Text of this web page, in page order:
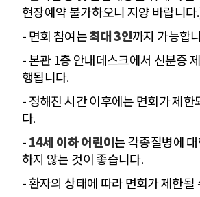
현장예약 불가하오니 지양 바랍니다
- 면회 참여는최대 3인까지 가능합
- 본관 1층 안내데스크에서 신분증
행됩니다.
- 정해진 시간 이후에는 면회가 제
다.
-14세 이하 어린이는 각종질병에
하지 않는 것이 좋습니다.
- 환자의 상태에 따라 면회가 제한될